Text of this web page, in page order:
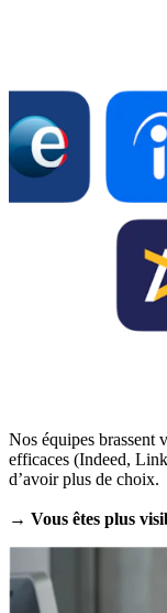
Nos équipes brassent
efficaces (Indeed,
d’avoir plus de choix.
→ Vous êtes plus